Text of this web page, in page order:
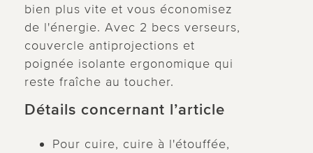
bien plus vite et vous économisez
de l'énergie. Avec 2 becs verseurs,
couvercle antiprojections et
poignée isolante ergonomique qui
reste fraîche au toucher.
Détails concernant l’article
Pour cuire, cuire à l'étouffée,